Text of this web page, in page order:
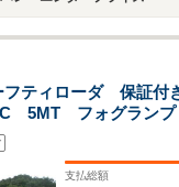
ティローダ 保証付
5MT フォグランプ
支払総額